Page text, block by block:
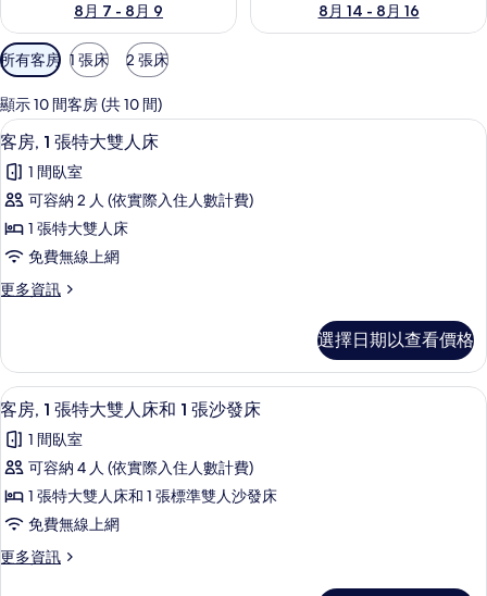
8月 7 - 8月 9
8月 14 - 8月 16
可
用
的
客
房
篩
選
條
所有客房 1 張床 2 張床
顯示 10 間客房 (共 10 間)
顯
示
客
房,
1
張
特
雙
人
床
的
所
有
相
片
高級寢具、舒適加層、書桌、筆電工作
10
客房, 1 張特大雙人床
1 間臥室
可容納 2 人 (依實際入住人數計費)
1 張特大雙人床
免費無線上網
更多資訊
更
1
張
特
雙
人
的
詳
選擇日期以查看價格
顯
示
客
房,
1
張
特
客房, 1 張特大雙人床和 1 張沙發床 |
11
客房, 1 張特大雙人床和 1 張沙發床
1 間臥室
可容納 4 人 (依實際入住人數計費)
1 張特大雙人床和 1 張標準雙人沙發床
免費無線上網
更多資訊
更